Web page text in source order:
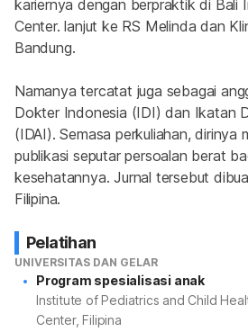
kariernya dengan berpraktik di Bali
Center. lanjut ke RS Melinda dan
Bandung.
Namanya tercatat juga sebagai
Dokter Indonesia (IDI) dan Ikatan
(IDAI). Semasa perkuliahan, dirinya
publikasi seputar persoalan berat
kesehatannya. Jurnal tersebut
Filipina.
Pelatihan
UNIVERSITAS DAN GELAR
Program spesialisasi anak
Institute of Pediatrics and Child
Center, Filipina